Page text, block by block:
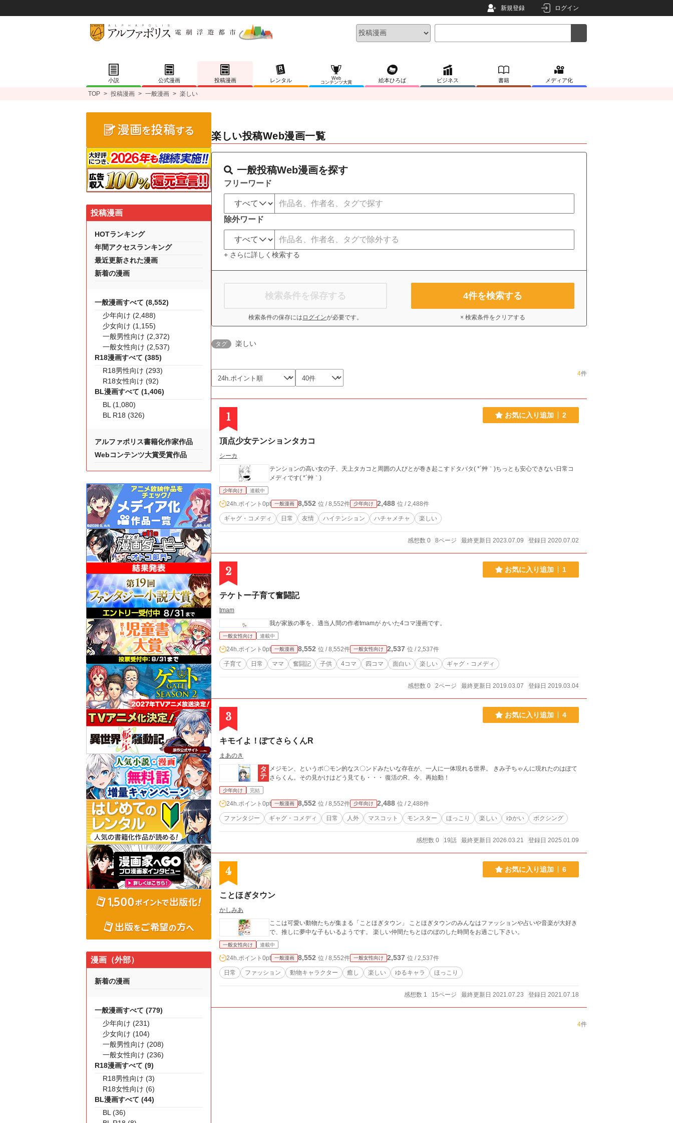
新規登録 ログイン
小説 公式漫画 投稿漫画 レンタル
Web
コンテンツ大賞
絵本ひろば ビジネス 書籍 メディア化
TOP > 投稿漫画 > 一般漫画 > 楽しい
楽しい投稿Web漫画一覧
一般投稿Web漫画を探す
フリーワード
除外ワード
+ さらに詳しく検索する
検索条件を保存する
検索条件の保存には ログインが必要です。
4件を検索する
× 検索条件をクリアする
タグ 楽しい
4件
1 お気に入り追加 2
頂点少女テンションタカコ
シーカ
テンションの高い女の子、天上タカコと周囲の人びとが巻き起こすドタバタ( *´艸｀)ちっとも安心できない日常コ
メディです( *´艸｀)
少年向け 連載中
24h.ポイント 0pt 一般漫画 8,552 位 / 8,552件 少年向け 2,488 位 / 2,488件
ギャグ・コメディ 日常 友情 ハイテンション ハチャメチャ 楽しい
感想数 0 8ページ 最終更新日 2023.07.09 登録日 2020.07.02
2 お気に入り追加 1
テケトー子育て奮闘記
tmam
我が家族の事を、適当人間の作者tmamが かいた4コマ漫画です。
一般女性向け 連載中
24h.ポイント 0pt 一般漫画 8,552 位 / 8,552件 一般女性向け 2,537 位 / 2,537件
子育て 日常 ママ 奮闘記 子供 4コマ 四コマ 面白い 楽しい ギャグ・コメディ
感想数 0 2ページ 最終更新日 2019.03.07 登録日 2019.03.04
3 お気に入り追加 4
キモイよ！ぽてさらくんR
まあのき
メジモン、というポ〇モン的なス〇ンドみたいな存在が、一人に一体現れる世界。 きみ子ちゃんに現れたのはぽて
さらくん。その見かけはどう見ても・・・ 復活のR、今、再始動！
少年向け 完結
24h.ポイント 0pt 一般漫画 8,552 位 / 8,552件 少年向け 2,488 位 / 2,488件
ファンタジー ギャグ・コメディ 日常 人外 マスコット モンスター ほっこり 楽しい ゆかい ボクシング
感想数 0 19話 最終更新日 2026.03.21 登録日 2025.01.09
4 お気に入り追加 6
ことほぎタウン
かしみあ
ここは可愛い動物たちが集まる「ことほぎタウン」 ことほぎタウンのみんなはファッションや占いや音楽が大好き
で、推しに夢中な子もいるようです。 楽しい仲間たちとほのぼのした時間をお過ごし下さい。
一般女性向け 連載中
24h.ポイント 0pt 一般漫画 8,552 位 / 8,552件 一般女性向け 2,537 位 / 2,537件
日常 ファッション 動物キャラクター 癒し 楽しい ゆるキャラ ほっこり
感想数 1 15ページ 最終更新日 2021.07.23 登録日 2021.07.18
4件
投稿漫画
HOTランキング
年間アクセスランキング
最近更新された漫画
新着の漫画
一般漫画すべて (8,552)
少年向け (2,488)
少女向け (1,155)
一般男性向け (2,372)
一般女性向け (2,537)
R18漫画すべて (385)
R18男性向け (293)
R18女性向け (92)
BL漫画すべて (1,406)
BL (1,080)
BL R18 (326)
アルファポリス書籍化作家作品
Webコンテンツ大賞受賞作品
漫画（外部）
新着の漫画
一般漫画すべて (779)
少年向け (231)
少女向け (104)
一般男性向け (208)
一般女性向け (236)
R18漫画すべて (9)
R18男性向け (3)
R18女性向け (6)
BL漫画すべて (44)
BL (36)